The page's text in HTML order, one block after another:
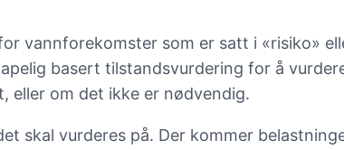
vannforekomster som er satt i «risiko»
basert tilstandsvurdering for å
eller om det ikke er nødvendig.
skal vurderes på. Der kommer